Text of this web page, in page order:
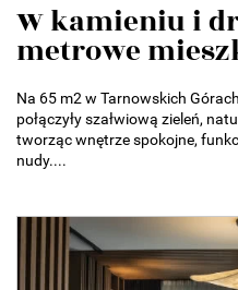
W kamieniu i
metrowe
Na 65 m2 w Tarnowskich
połączyły szałwiową zieleń,
tworząc wnętrze spokojne,
nudy....